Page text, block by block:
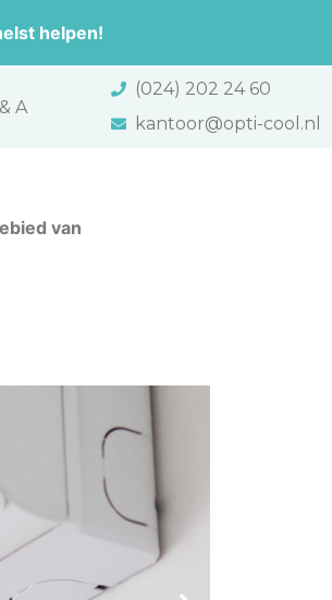
helpen!
A
(024) 202 24 60
kantoor@opti-cool.nl
van